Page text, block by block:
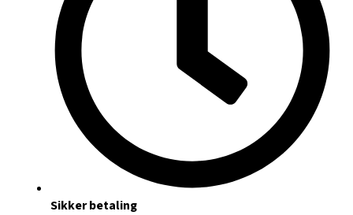
Sikker betaling